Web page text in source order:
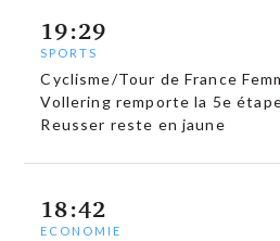
19:29
SPORTS
Cyclisme/Tour de France
Vollering remporte la 5e
Reusser reste en jaune
18:42
ECONOMIE